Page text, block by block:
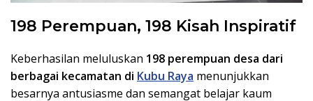
198 Perempuan, 198 Kisah Inspiratif
Keberhasilan meluluskan 198 perempuan desa dari
berbagai kecamatan di Kubu Raya menunjukkan
besarnya antusiasme dan semangat belajar kaum